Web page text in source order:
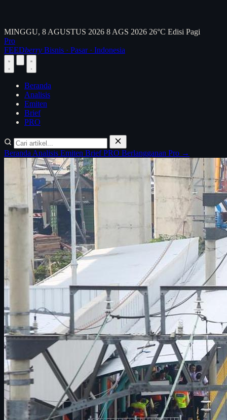
MINGGU, 8 AGUSTUS 2026 8 AGS 2026 26°C Edisi Pagi
Pro
FEEDberry Bisnis · Pasar · Indonesia
Beranda
Analisis
Emiten
Brief
PRO
Beranda Analisis Emiten BriefPRO Berlangganan Pro →